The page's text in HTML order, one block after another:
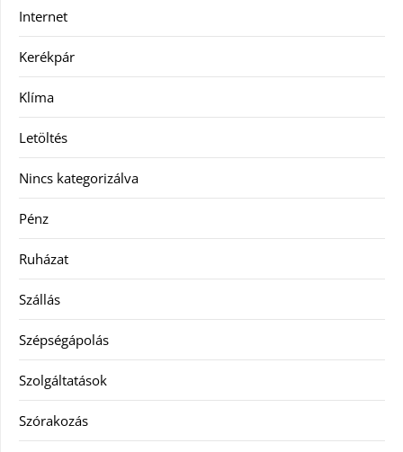
Internet
Kerékpár
Klíma
Letöltés
Nincs kategorizálva
Pénz
Ruházat
Szállás
Szépségápolás
Szolgáltatások
Szórakozás